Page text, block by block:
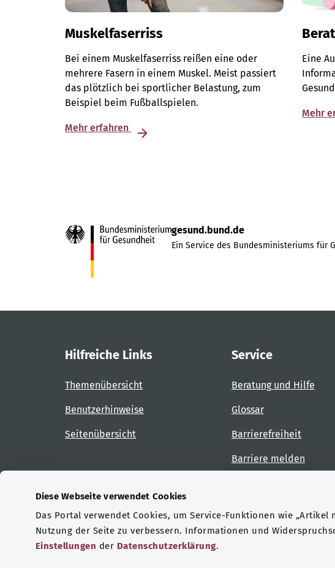
Diese Webseite verwendet Cookies
Das Portal verwendet Cookies, um Service-Funktionen wie
Nutzung der Seite zu verbessern. Informationen und
Einstellungen der Datenschutzerklärung.
Muskelfaserriss
Bei einem Muskelfaserriss reißen eine oder
mehrere Fasern in einem Muskel. Meist passiert
das plötzlich bei sportlicher Belastung, zum
Beispiel beim Fußballspielen.
Mehr erfahren
Eine
Mehr
gesund.bund.de
Ein Service des Bundesministeriums für
Hilfreiche Links
Themenübersicht
Benutzerhinweise
Seitenübersicht
Service
Beratung und Hilfe
Glossar
Barrierefreiheit
Barriere melden
Zertifizierungen